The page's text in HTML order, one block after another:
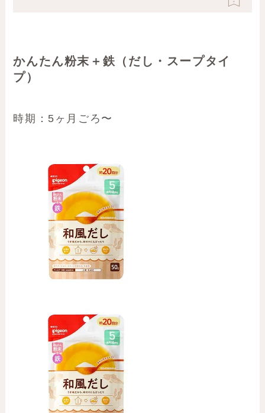
かんたん粉末＋鉄（だし・スープタイ
プ）
時期：5ヶ月ごろ〜